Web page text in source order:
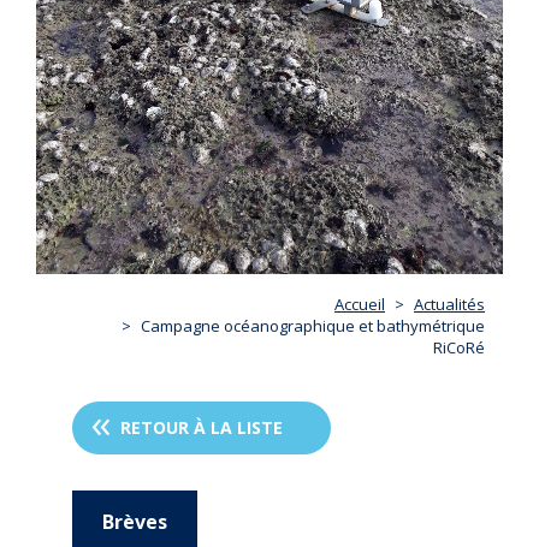
Accueil
Actualités
Campagne océanographique et bathymétrique
RiCoRé
RETOUR À LA LISTE
Brèves